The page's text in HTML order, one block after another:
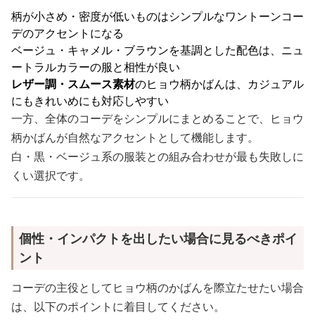
柄が小さめ・密度が低いものはシンプルなワントーンコー
デのアクセントになる
ベージュ・キャメル・ブラウンを基調とした配色は、ニュ
ートラルカラーの服と相性が良い
レザー調・スムース素材のヒョウ柄かばんは、カジュアル
にもきれいめにも対応しやすい
一方、全体のコーデをシンプルにまとめることで、ヒョウ
柄かばんが自然なアクセントとして機能します。
白・黒・ベージュ系の服装との組み合わせが最も失敗しに
くい選択です。
個性・インパクトを出したい場合に見るべきポイ
ント
コーデの主役としてヒョウ柄のかばんを際立たせたい場合
は、以下のポイントに着目してください。